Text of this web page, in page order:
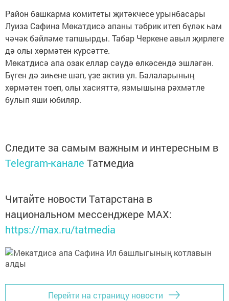
Район башкарма комитеты җитәкчесе урынбасары
Луиза Сафина Мөкатдисә апаны тәбрик итеп бүләк һәм
чәчәк бәйләме тапшырды. Табар Черкене авыл җирлеге
дә олы хөрмәтен күрсәтте.
Мөкатдисә апа озак еллар сәүдә өлкәсендә эшләгән.
Бүген дә зиһене шәп, үзе актив ул. Балаларының
хөрмәтен тоеп, олы хасияттә, язмышына рәхмәтле
булып яши юбиляр.
Следите за самым важным и интересным в
Telegram-канале Татмедиа
Читайте новости Татарстана в
национальном мессенджере MАХ:
https://max.ru/tatmedia
Перейти на страницу новости